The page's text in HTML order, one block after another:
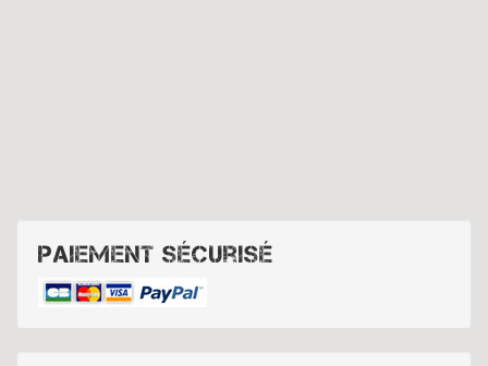
Paiement sécurisé